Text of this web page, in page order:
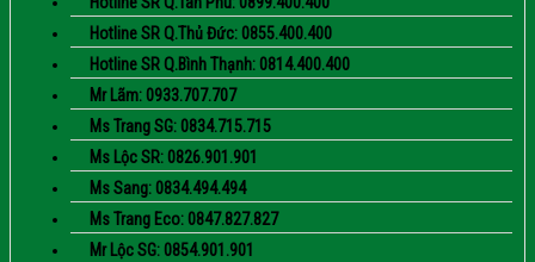
Hotline SR Q.Thủ Đức: 0855.400.400
Hotline SR Q.Bình Thạnh: 0814.400.400
Mr Lãm: 0933.707.707
Ms Trang SG: 0834.715.715
Ms Lộc SR: 0826.901.901
Ms Sang: 0834.494.494
Ms Trang Eco: 0847.827.827
Mr Lộc SG: 0854.901.901